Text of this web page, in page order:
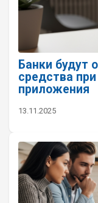
Банки будут
средства
приложения
13.11.2025